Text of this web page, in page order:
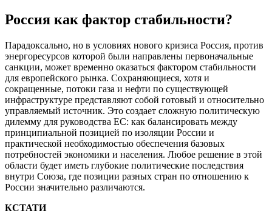
Россия как фактор стабильности?
Парадоксально, но в условиях нового кризиса Россия, против
энергоресурсов которой были направлены первоначальные
санкции, может временно оказаться фактором стабильности
для европейского рынка. Сохраняющиеся, хотя и
сокращенные, потоки газа и нефти по существующей
инфраструктуре представляют собой готовый и относительно
управляемый источник. Это создает сложную политическую
дилемму для руководства ЕС: как балансировать между
принципиальной позицией по изоляции России и
практической необходимостью обеспечения базовых
потребностей экономики и населения. Любое решение в этой
области будет иметь глубокие политические последствия
внутри Союза, где позиции разных стран по отношению к
России значительно различаются.
КСТАТИ